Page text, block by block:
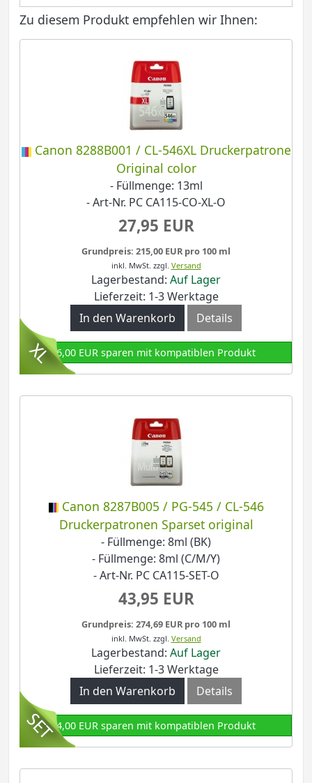
Zu diesem Produkt empfehlen wir Ihnen:
Canon 8288B001 / CL-546XL Druckerpatrone
Original color
- Füllmenge: 13ml
- Art-Nr. PC CA115-CO-XL-O
27,95 EUR
Grundpreis: 215,00 EUR pro 100 ml
inkl. MwSt. zzgl. Versand
Lagerbestand: Auf Lager
Lieferzeit: 1-3 Werktage
In den Warenkorb
Details
6,00 EUR sparen mit kompatiblen Produkt
Canon 8287B005 / PG-545 / CL-546
Druckerpatronen Sparset original
- Füllmenge: 8ml (BK)
- Füllmenge: 8ml (C/M/Y)
- Art-Nr. PC CA115-SET-O
43,95 EUR
Grundpreis: 274,69 EUR pro 100 ml
inkl. MwSt. zzgl. Versand
Lagerbestand: Auf Lager
Lieferzeit: 1-3 Werktage
In den Warenkorb
Details
4,00 EUR sparen mit kompatiblen Produkt